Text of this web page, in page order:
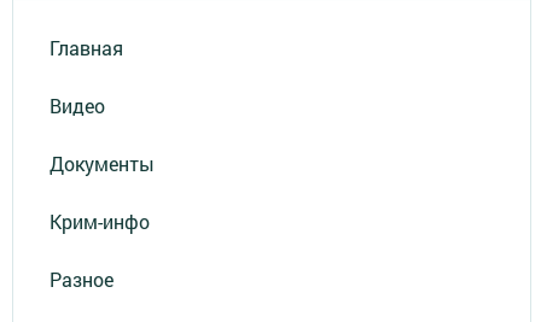
Главная
Видео
Документы
Крим-инфо
Разное